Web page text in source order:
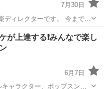
7月30日
クターです。 今までに
て、アーティストのA&Rと
ィレクションを中心に仕事を
が上達する❗️みんなで楽し
6月7日
ャラクター、ポップスンで